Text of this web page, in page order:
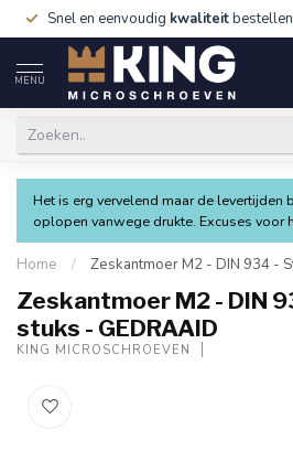
Snel en eenvoudig kwaliteitbestellen
MENU
Het is erg vervelend maar de levertijden
oplopen vanwege drukte. Excuses voor
Home / Zeskantmoer M2 - DIN 934 -
Zeskantmoer M2 - DIN
stuks - GEDRAAID
KING MICROSCHROEVEN